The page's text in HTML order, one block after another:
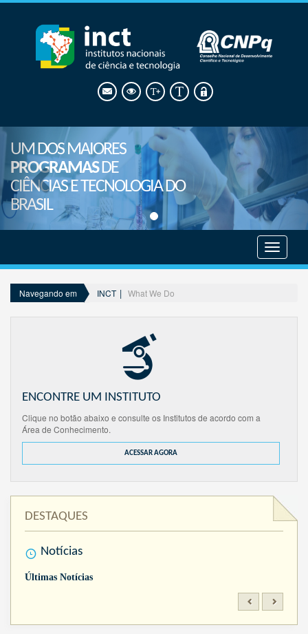
UM DOS MAIORES
PROGRAMASDE
CIÊNCIAS E TECNOLOGIA DO
BRASIL
menu
Navegando em INCT What We Do
ENCONTRE UM INSTITUTO
Clique no botão abaixo e consulte os Institutos de acordo com a
Área de Conhecimento.
ACESSAR AGORA
DESTAQUES
Notícias
Últimas Notícias